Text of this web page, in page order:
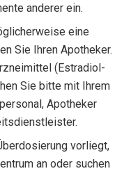
anderer ein.
eine
Sie Ihren Apotheker.
(Estradiol-
Sie bitte mit Ihrem
Apotheker
vorliegt,
an oder suchen